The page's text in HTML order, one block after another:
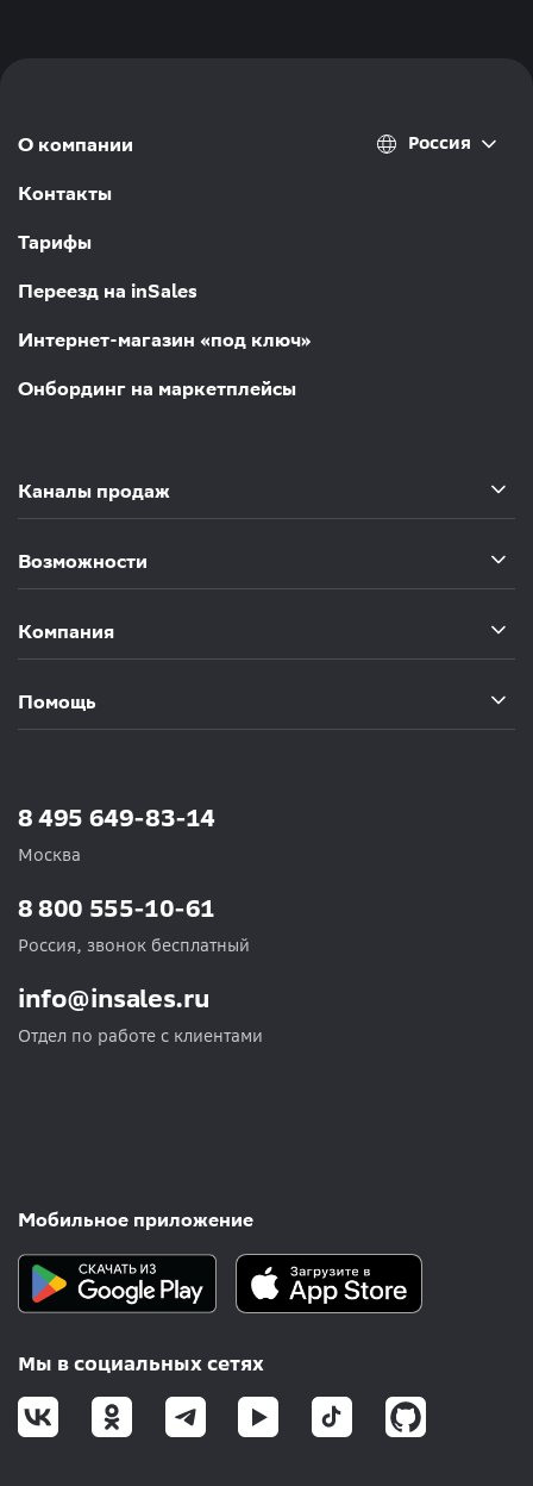
О компании
Контакты
Тарифы
Переезд на inSales
Интернет-магазин «под ключ»
Онбординг на маркетплейсы
Россия
Каналы продаж
Возможности
Компания
Помощь
8 495 649-83-14
Москва
info@insales.ru
Отдел по работе с клиентами
8 800 555-10-61
Россия, звонок бесплатный
Мобильное приложение
Мы в социальных сетях